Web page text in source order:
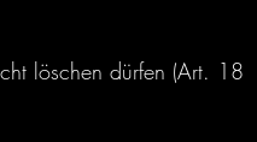
löschen dürfen (Art. 18